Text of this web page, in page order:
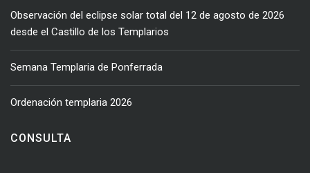
Observación del eclipse solar total del 12 de agosto de 2026
desde el Castillo de los Templarios
Semana Templaria de Ponferrada
Ordenación templaria 2026
CONSULTA